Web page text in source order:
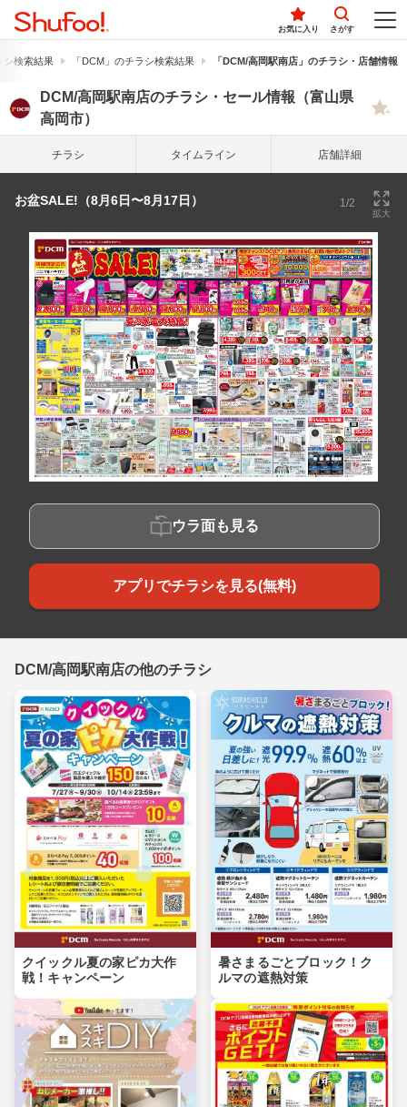
お気に入り さがす
シ検索結果 「DCM」のチラシ検索結果 「DCM/高岡駅南店」のチラシ・店舗情報
DCM/高岡駅南店のチラシ・セール情報（富山県
高岡市）
チラシ タイム ライン 店舗詳細
お盆SALE!（8月6日〜8月17日） 1/2
拡大
ウラ面も見る
アプリでチラシを見る(無料)
DCM/高岡駅南店の他のチラシ
クイックル夏の家ピカ大作
戦！キャンペーン
暑さまるごとブロック！ク
ルマの遮熱対策